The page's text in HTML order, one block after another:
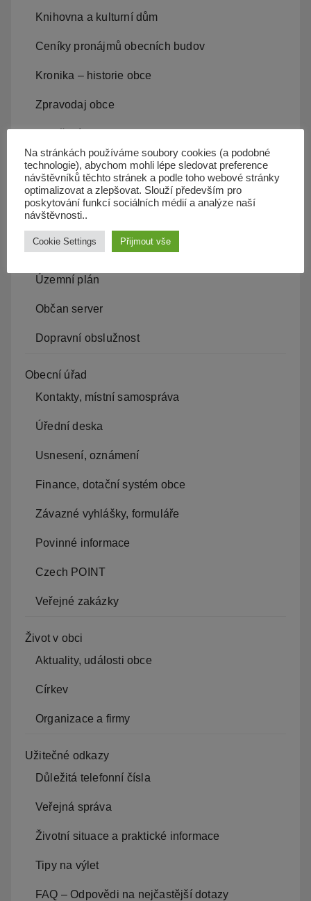
Knihovna a kulturní dům
Ceníky pronájmů obecních budov
Kronika – historie obce
Zpravodaj obce
ZŠ a MŠ Olbramice
Projekty v obci, záměry
Kam s odpadem
Kanalizace
Územní plán
Občan server
Dopravní obslužnost
Obecní úřad
Kontakty, místní samospráva
Úřední deska
Usnesení, oznámení
Finance, dotační systém obce
Závazné vyhlášky, formuláře
Povinné informace
Czech POINT
Veřejné zakázky
Život v obci
Aktuality, události obce
Církev
Organizace a firmy
Užitečné odkazy
Důležitá telefonní čísla
Veřejná správa
Životní situace a praktické informace
Tipy na výlet
FAQ – Odpovědi na nejčastější dotazy
Na stránkách používáme soubory cookies (a podobné
technologie), abychom mohli lépe sledovat preference
návštěvníků těchto stránek a podle toho webové stránky
optimalizovat a zlepšovat. Slouží především pro
poskytování funkcí sociálních médií a analýze naší
návštěvnosti..
Cookie Settings Přijmout vše